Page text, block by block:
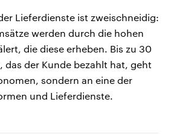
Lieferdienste ist zweischneidig:
werden durch die hohen
die diese erheben. Bis zu 30
das der Kunde bezahlt hat, geht
sondern an eine der
und Lieferdienste.